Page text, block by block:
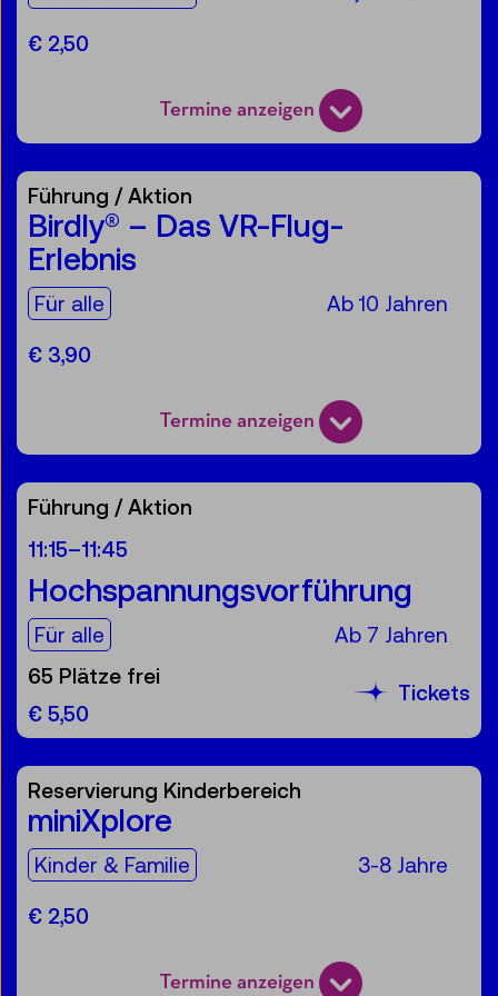
€ 2,50
Termine anzeigen
Birdly® – Das VR-Flug-
Erlebnis
Für die Zielgruppe:
Für alle Ab 10 Jahren
Führung / Aktion
€ 3,90
Termine anzeigen
11:15–11:45
Hochspannungsvorführung
Für die Zielgruppe:
Für alle Ab 7 Jahren
Führung / Aktion
65 Plätze frei
€ 5,50
Tickets
miniXplore
Für die Zielgruppe:
Kinder & Familie 3-8 Jahre
Reservierung Kinderbereich
€ 2,50
Termine anzeigen